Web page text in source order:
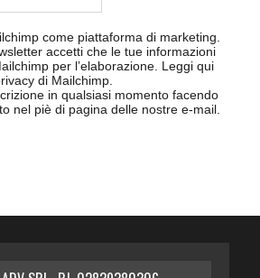
come piattaforma di marketing.
accetti che le tue informazioni
per l’elaborazione. Leggi qui
di Mailchimp
in qualsiasi momento facendo
nel piè di pagina delle nostre e-mail.